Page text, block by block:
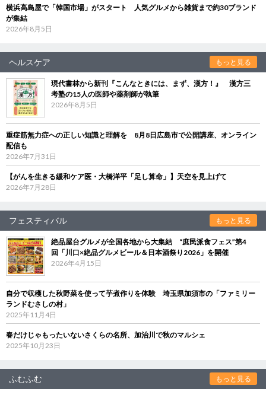
横浜高島屋で「韓国市場」がスタート 人気グルメから雑貨まで約30ブランド
が集結
2026年8月5日
ヘルスケア もっと見る
現代書林から新刊『こんなときには、まず、漢方！』 漢方三
考塾の15人の医師や薬剤師が執筆
2026年8月5日
重症筋無力症への正しい知識と理解を 8月8日広島市で公開講座、オンライン
配信も
2026年7月31日
【がんを生きる緩和ケア医・大橋洋平「足し算命」】天空を見上げて
2026年7月28日
フェスティバル もっと見る
絶品屋台グルメが全国各地から大集結 “庶民派食フェス”第4
回「川口×絶品グルメビール＆日本酒祭り2026」を開催
2026年4月15日
自分で収穫した秋野菜を使って芋煮作りを体験 埼玉県加須市の「ファミリー
ランドむさしの村」
2025年11月4日
春だけじゃもったいないさくらの名所、加治川で秋のマルシェ
2025年10月23日
ふむふむ もっと見る